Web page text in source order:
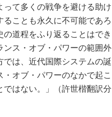
って多くの戦争を避ける助け
ことも永久に不可能であろ
道程をふり返ることはでき
ス・オブ・パワーの範囲外
は、近代国際システムの誕
オブ・パワーのなかで起こ
はない。」（許世楷翻訳分